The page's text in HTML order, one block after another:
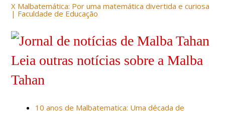
X Malbatemática: Por uma matemática divertida e curiosa
| Faculdade de Educação
Leia outras notícias sobre a Malba
Tahan
10 anos de Malbatematica: Uma década de